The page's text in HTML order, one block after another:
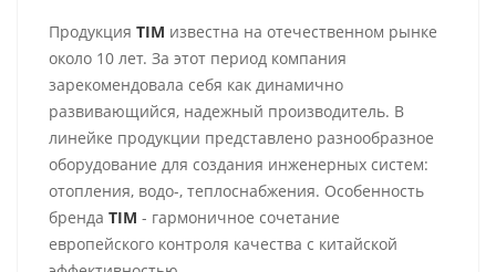
Продукция TIM известна на отечественном рынке
около 10 лет. За этот период компания
зарекомендовала себя как динамично
развивающийся, надежный производитель. В
линейке продукции представлено разнообразное
оборудование для создания инженерных систем:
отопления, водо-, теплоснабжения. Особенность
бренда TIM - гармоничное сочетание
европейского контроля качества с китайской